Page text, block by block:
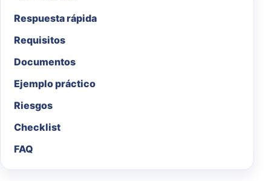
Respuesta rápida
Requisitos
Documentos
Ejemplo práctico
Riesgos
Checklist
FAQ